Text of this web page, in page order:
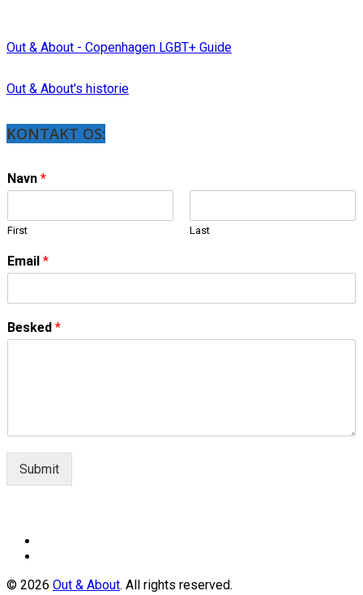
Out & About - Copenhagen LGBT+ Guide
Out & About's historie
KONTAKT OS:
Navn *
First Last
Email *
Besked *
Submit
© 2026 Out & About. All rights reserved.